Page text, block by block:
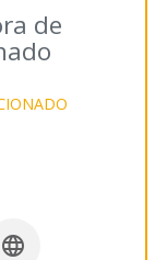
de
